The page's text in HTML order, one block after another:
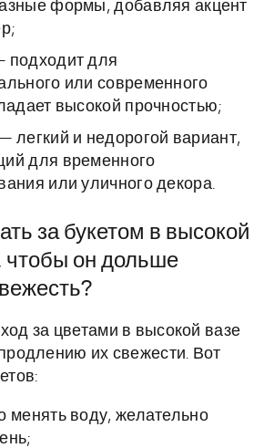
формы, добавляя акцент
для
или современного
высокой прочностью;
легкий и недорогой вариант,
для временного
или уличного декора.
за букетом в высокой
чтобы он дольше
за цветами в высокой вазе
их свежести. Вот
менять воду, желательно